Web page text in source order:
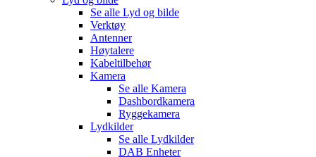
Se alle Lyd og bilde
Verktøy
Antenner
Høytalere
Kabeltilbehør
Kamera
Se alle Kamera
Dashbordkamera
Ryggekamera
Lydkilder
Se alle Lydkilder
DAB Enheter